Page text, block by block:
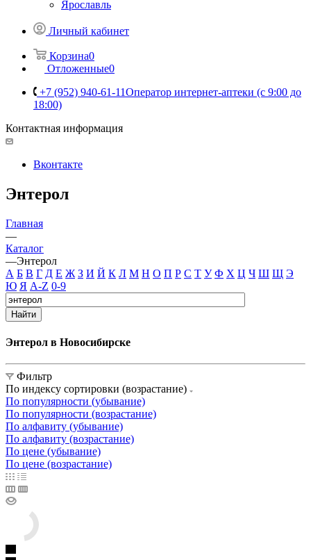
Ярославль
Личный кабинет
Корзина0
Отложенные0
+7 (952) 940-61-11Оператор интернет-аптеки (с 9:00 до
18:00)
Контактная информация
Вконтакте
Энтерол
Главная
—
Каталог
—Энтерол
А Б В Г Д Е Ж З И Й К Л М Н О П Р С Т У Ф Х Ц Ч Ш Щ Э
Ю Я A-Z 0-9
Найти
Энтерол в Новосибирске
Фильтр
По индексу сортировки (возрастание)
По популярности (убывание)
По популярности (возрастание)
По алфавиту (убывание)
По алфавиту (возрастание)
По цене (убывание)
По цене (возрастание)